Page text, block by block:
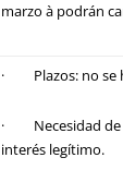
marzo à podrán
· Plazos: no se
· Necesidad de
interés legítimo.